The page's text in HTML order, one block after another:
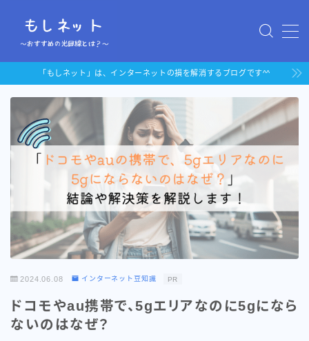
MENU
「auひかり」au携帯持ちにお
すすめの光回線
「ドコモ光」docomo携帯持
ちにおすすめの光回線
「NURO光」ソフトバンク携帯
「もしネット」は、インターネットの損を解消するブログです^^
2024.06.08 インターネット豆知識 PR
ドコモやau携帯で、5gエリアなのに5gになら
ないのはなぜ？